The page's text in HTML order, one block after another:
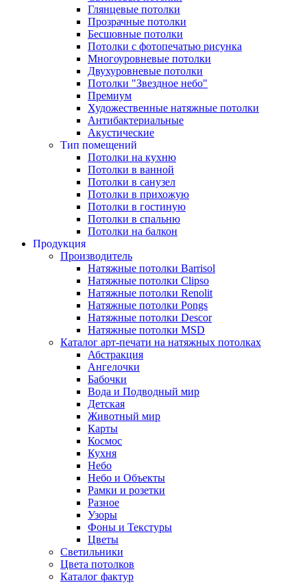
Глянцевые потолки
Прозрачные потолки
Бесшовные потолки
Потолки с фотопечатью рисунка
Многоуровневые потолки
Двухуровневые потолки
Потолки "Звездное небо"
Премиум
Художественные натяжные потолки
Антибактериальные
Акустические
Тип помещений
Потолки на кухню
Потолки в ванной
Потолки в санузел
Потолки в прихожую
Потолки в гостиную
Потолки в спальню
Потолки на балкон
Продукция
Производитель
Натяжные потолки Barrisol
Натяжные потолки Clipso
Натяжные потолки Renolit
Натяжные потолки Pongs
Натяжные потолки Descor
Натяжные потолки MSD
Каталог арт-печати на натяжных потолках
Абстракция
Ангелочки
Бабочки
Вода и Подводный мир
Детская
Животный мир
Карты
Космос
Кухня
Небо
Небо и Объекты
Рамки и розетки
Разное
Узоры
Фоны и Текстуры
Цветы
Светильники
Цвета потолков
Каталог фактур